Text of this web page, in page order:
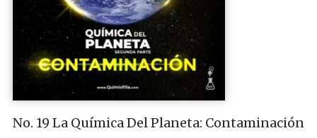
No. 19 La Química Del Planeta: Contaminación